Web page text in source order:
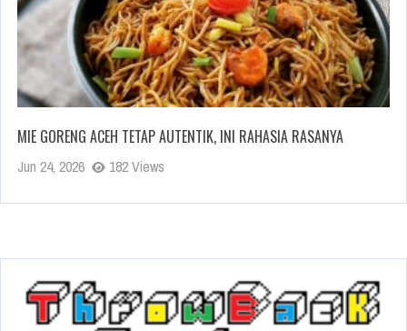
MIE GORENG ACEH TETAP AUTENTIK, INI RAHASIA RASANYA
Jun 24, 2026 182 Views